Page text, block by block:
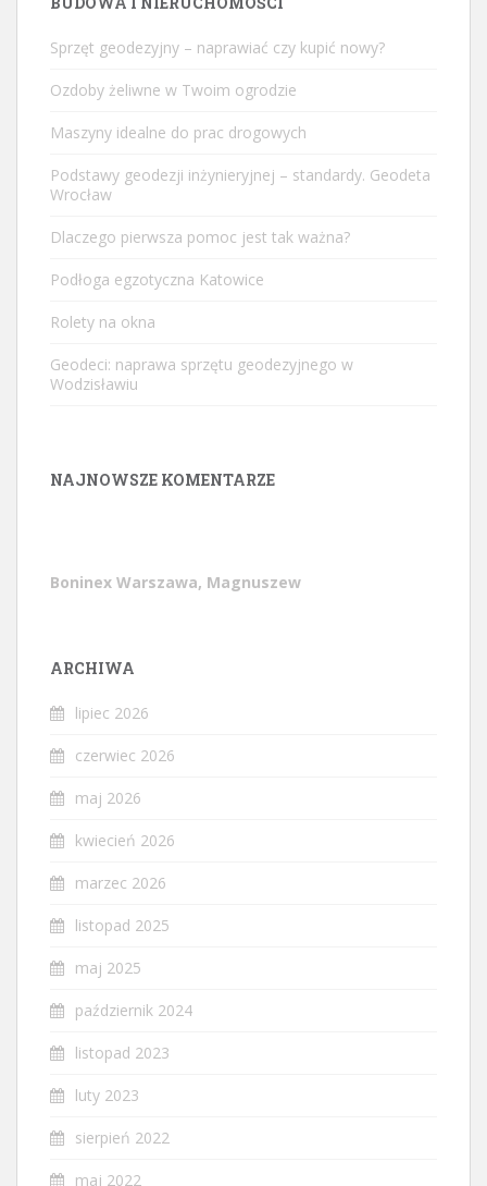
Sprzęt geodezyjny – naprawiać czy kupić nowy?
Ozdoby żeliwne w Twoim ogrodzie
Maszyny idealne do prac drogowych
Podstawy geodezji inżynieryjnej – standardy. Geodeta
Wrocław
Dlaczego pierwsza pomoc jest tak ważna?
Podłoga egzotyczna Katowice
Rolety na okna
Geodeci: naprawa sprzętu geodezyjnego w
Wodzisławiu
NAJNOWSZE KOMENTARZE
Boninex Warszawa, Magnuszew
ARCHIWA
lipiec 2026
czerwiec 2026
maj 2026
kwiecień 2026
marzec 2026
listopad 2025
maj 2025
październik 2024
listopad 2023
luty 2023
sierpień 2022
maj 2022